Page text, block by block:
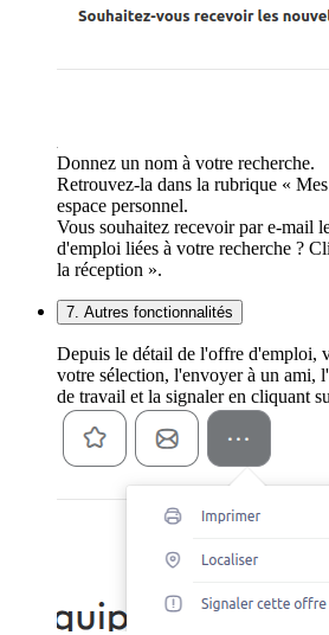
Donnez un nom à votre recherche.
Retrouvez-la dans la rubrique «
espace personnel.
Vous souhaitez recevoir par e-mail
d'emploi liées à votre recherche ?
la réception ».
7. Autres fonctionnalités
Depuis le détail de l'offre d'emploi,
votre sélection, l'envoyer à un ami,
de travail et la signaler en cliquant